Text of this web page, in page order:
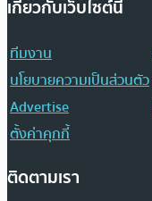
เกี่ยวกับเว็บไซต์นี้
ทีมงาน
นโยบายความเป็นส่วนตัว
Advertise
ตั้งค่าคุกกี้
ติดตามเรา